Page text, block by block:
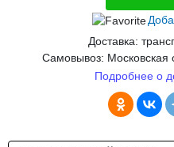
Доставка:
Самовывоз: Московская
Подробнее о